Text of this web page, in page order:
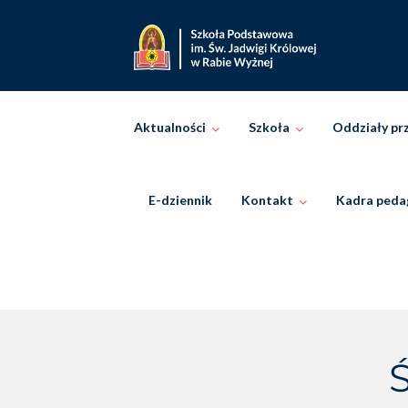
Aktualności Szkoła Oddziały
E-dziennik Kontakt Kadra